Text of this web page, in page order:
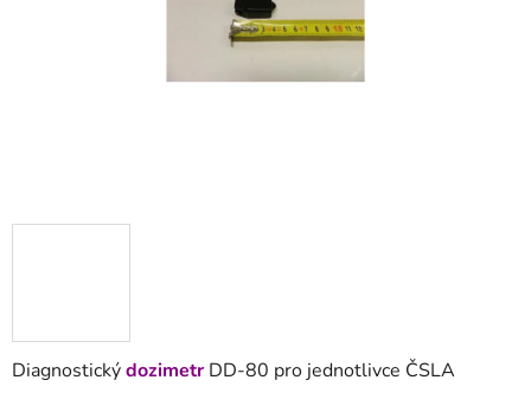
DiagnostickýdozimetrDD-80 pro jednotlivce ČSLA